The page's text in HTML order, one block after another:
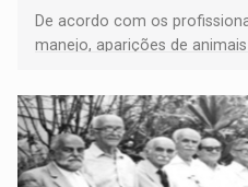
De acordo com os
manejo, aparições de